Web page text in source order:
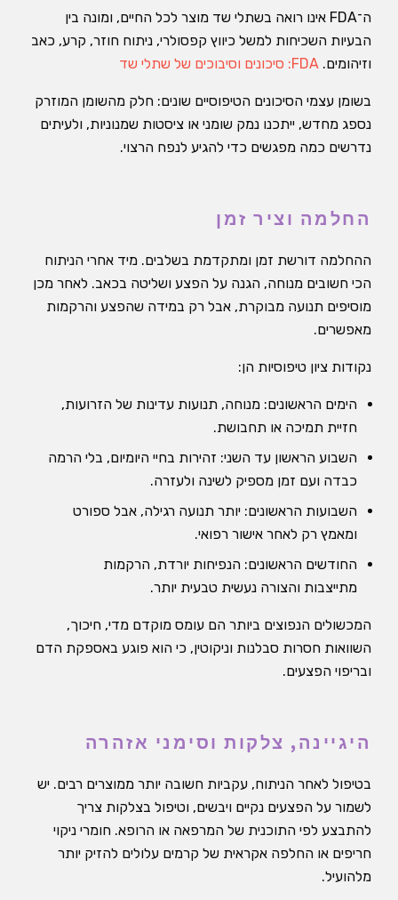
ה־FDA אינו רואה בשתלי שד מוצר לכל החיים, ומונה בין
הבעיות השכיחות למשל כיווץ קפסולרי, ניתוח חוזר, קרע, כאב
וזיהומים. FDA: סיכונים וסיבוכים של שתלי שד
בשומן עצמי הסיכונים הטיפוסיים שונים: חלק מהשומן המוזרק
נספג מחדש, ייתכנו נמק שומני או ציסטות שמנוניות, ולעיתים
נדרשים כמה מפגשים כדי להגיע לנפח הרצוי.
החלמה וציר זמן
ההחלמה דורשת זמן ומתקדמת בשלבים. מיד אחרי הניתוח
הכי חשובים מנוחה, הגנה על הפצע ושליטה בכאב. לאחר מכן
מוסיפים תנועה מבוקרת, אבל רק במידה שהפצע והרקמות
מאפשרים.
נקודות ציון טיפוסיות הן:
הימים הראשונים: מנוחה, תנועות עדינות של הזרועות,
חזיית תמיכה או תחבושת.
השבוע הראשון עד השני: זהירות בחיי היומיום, בלי הרמה
כבדה ועם זמן מספיק לשינה ולעזרה.
השבועות הראשונים: יותר תנועה רגילה, אבל ספורט
ומאמץ רק לאחר אישור רפואי.
החודשים הראשונים: הנפיחות יורדת, הרקמות
מתייצבות והצורה נעשית טבעית יותר.
המכשולים הנפוצים ביותר הם עומס מוקדם מדי, חיכוך,
השוואות חסרות סבלנות וניקוטין, כי הוא פוגע באספקת הדם
ובריפוי הפצעים.
היגיינה, צלקות וסימני אזהרה
בטיפול לאחר הניתוח, עקביות חשובה יותר ממוצרים רבים. יש
לשמור על הפצעים נקיים ויבשים, וטיפול בצלקות צריך
להתבצע לפי התוכנית של המרפאה או הרופא. חומרי ניקוי
חריפים או החלפה אקראית של קרמים עלולים להזיק יותר
מלהועיל.